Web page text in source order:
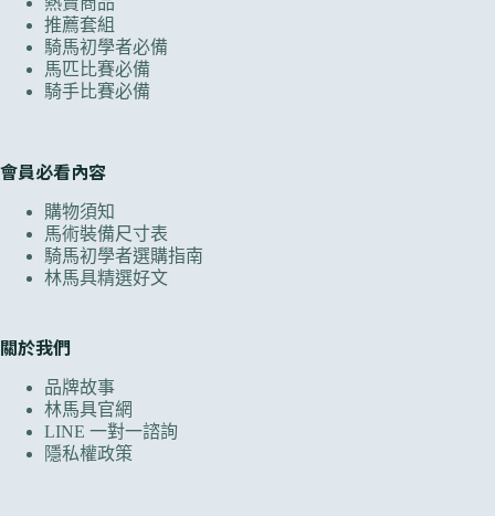
推薦套組
騎馬初學者必備
馬匹比賽必備
騎手比賽必備
會員必看內容
購物須知
馬術裝備尺寸表
騎馬初學者選購指南
林馬具精選好文
關於我們
品牌故事
林馬具官網
LINE 一對一諮詢
隱私權政策